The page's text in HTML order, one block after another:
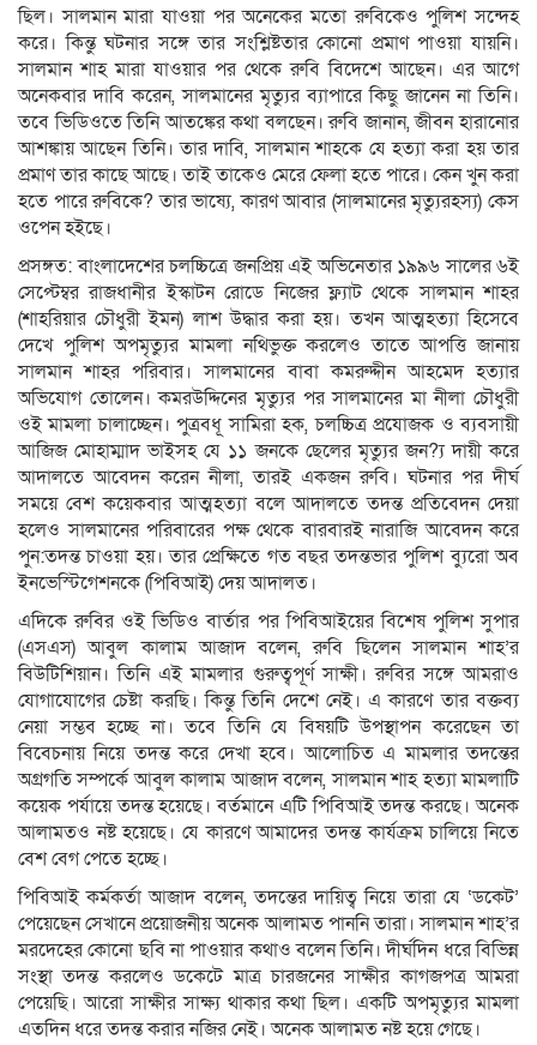
ছিল। সালমান মারা যাওয়া পর অনেকের মতো রুবিকেও পুলিশ সন্দেহ
করে। কিন্তু ঘটনার সঙ্গে তার সংশ্লিষ্টতার কোনো প্রমাণ পাওয়া যায়নি।
সালমান শাহ মারা যাওয়ার পর থেকে রুবি বিদেশে আছেন। এর আগে
অনেকবার দাবি করেন, সালমানের মৃত্যুর ব্যাপারে কিছু জানেন না তিনি।
তবে ভিডিওতে তিনি আতঙ্কের কথা বলছেন। রুবি জানান, জীবন হারানোর
আশঙ্কায় আছেন তিনি। তার দাবি, সালমান শাহকে যে হত্যা করা হয় তার
প্রমাণ তার কাছে আছে। তাই তাকেও মেরে ফেলা হতে পারে। কেন খুন করা
হতে পারে রুবিকে? তার ভাষ্যে, কারণ আবার (সালমানের মৃত্যুরহস্য) কেস
ওপেন হইছে।
প্রসঙ্গত: বাংলাদেশের চলচ্চিত্রে জনপ্রিয় এই অভিনেতার ১৯৯৬ সালের ৬ই
সেপ্টেম্বর রাজধানীর ইস্কাটন রোডে নিজের ফ্ল্যাট থেকে সালমান শাহর
(শাহরিয়ার চৌধুরী ইমন) লাশ উদ্ধার করা হয়। তখন আত্মহত্যা হিসেবে
দেখে পুলিশ অপমৃত্যুর মামলা নথিভুক্ত করলেও তাতে আপত্তি জানায়
সালমান শাহর পরিবার। সালমানের বাবা কমরুদ্দীন আহমেদ হত্যার
অভিযোগ তোলেন। কমরউদ্দিনের মৃত্যুর পর সালমানের মা নীলা চৌধুরী
ওই মামলা চালাচ্ছেন। পুত্রবধূ সামিরা হক, চলচ্চিত্র প্রযোজক ও ব্যবসায়ী
আজিজ মোহাম্মাদ ভাইসহ যে ১১ জনকে ছেলের মৃত্যুর জন?্য দায়ী করে
আদালতে আবেদন করেন নীলা, তারই একজন রুবি। ঘটনার পর দীর্ঘ
সময়ে বেশ কয়েকবার আত্মহত্যা বলে আদালতে তদন্ত প্রতিবেদন দেয়া
হলেও সালমানের পরিবারের পক্ষ থেকে বারবারই নারাজি আবেদন করে
পুন:তদন্ত চাওয়া হয়। তার প্রেক্ষিতে গত বছর তদন্তভার পুলিশ ব্যুরো অব
ইনভেস্টিগেশনকে (পিবিআই) দেয় আদালত।
এদিকে রুবির ওই ভিডিও বার্তার পর পিবিআইয়ের বিশেষ পুলিশ সুপার
(এসএস) আবুল কালাম আজাদ বলেন, রুবি ছিলেন সালমান শাহ’র
বিউটিশিয়ান। তিনি এই মামলার গুরুত্বপূর্ণ সাক্ষী। রুবির সঙ্গে আমরাও
যোগাযোগের চেষ্টা করছি। কিন্তু তিনি দেশে নেই। এ কারণে তার বক্তব্য
নেয়া সম্ভব হচ্ছে না। তবে তিনি যে বিষয়টি উপস্থাপন করেছেন তা
বিবেচনায় নিয়ে তদন্ত করে দেখা হবে। আলোচিত এ মামলার তদন্তের
অগ্রগতি সম্পর্কে আবুল কালাম আজাদ বলেন, সালমান শাহ হত্যা মামলাটি
কয়েক পর্যায়ে তদন্ত হয়েছে। বর্তমানে এটি পিবিআই তদন্ত করছে। অনেক
আলামতও নষ্ট হয়েছে। যে কারণে আমাদের তদন্ত কার্যক্রম চালিয়ে নিতে
বেশ বেগ পেতে হচ্ছে।
পিবিআই কর্মকর্তা আজাদ বলেন, তদন্তের দায়িত্ব নিয়ে তারা যে ‘ডকেট’
পেয়েছেন সেখানে প্রয়োজনীয় অনেক আলামত পাননি তারা। সালমান শাহ’র
মরদেহের কোনো ছবি না পাওয়ার কথাও বলেন তিনি। দীর্ঘদিন ধরে বিভিন্ন
সংস্থা তদন্ত করলেও ডকেটে মাত্র চারজনের সাক্ষীর কাগজপত্র আমরা
পেয়েছি। আরো সাক্ষীর সাক্ষ্য থাকার কথা ছিল। একটি অপমৃত্যুর মামলা
এতদিন ধরে তদন্ত করার নজির নেই। অনেক আলামত নষ্ট হয়ে গেছে।